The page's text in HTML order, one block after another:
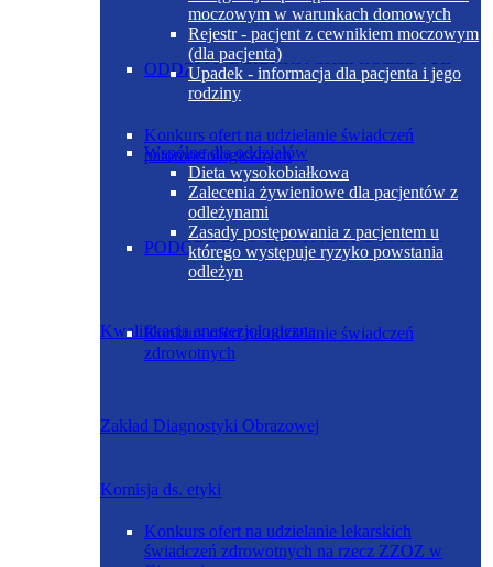
ODDZIAŁ DZIENNY CHEMIOTERAPII
PODODDZIAŁ NEONATOLOGICZNY
Zakład Diagnostyki Obrazowej
moczowym w warunkach domowych
Rejestr - pacjent z cewnikiem moczowym
(dla pacjenta)
Upadek - informacja dla pacjenta i jego
rodziny
Wspólne dla oddziałów
Dieta wysokobiałkowa
Zalecenia żywieniowe dla pacjentów z
odleżynami
Zasady postępowania z pacjentem u
którego występuje ryzyko powstania
odleżyn
Kwalifikacja anestezjologiczna
Komisja ds. etyki
Konkurs ofert na udzielanie świadczeń
patomorfologicznych
Konkurs ofert na udzielanie świadczeń
zdrowotnych
Konkurs ofert na udzielanie lekarskich
świadczeń zdrowotnych na rzecz ZZOZ w